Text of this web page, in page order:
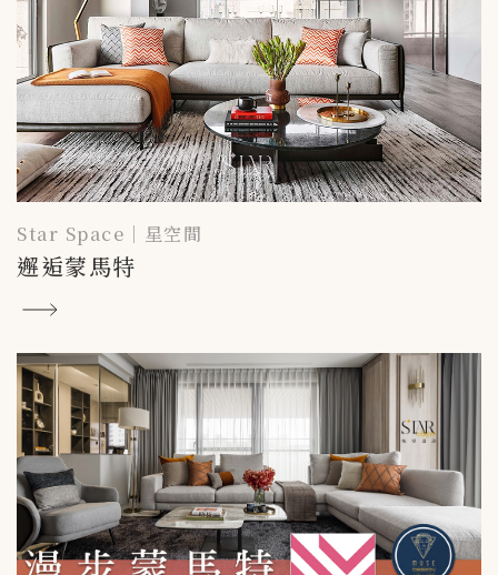
Star Space｜星空間
邂逅蒙馬特